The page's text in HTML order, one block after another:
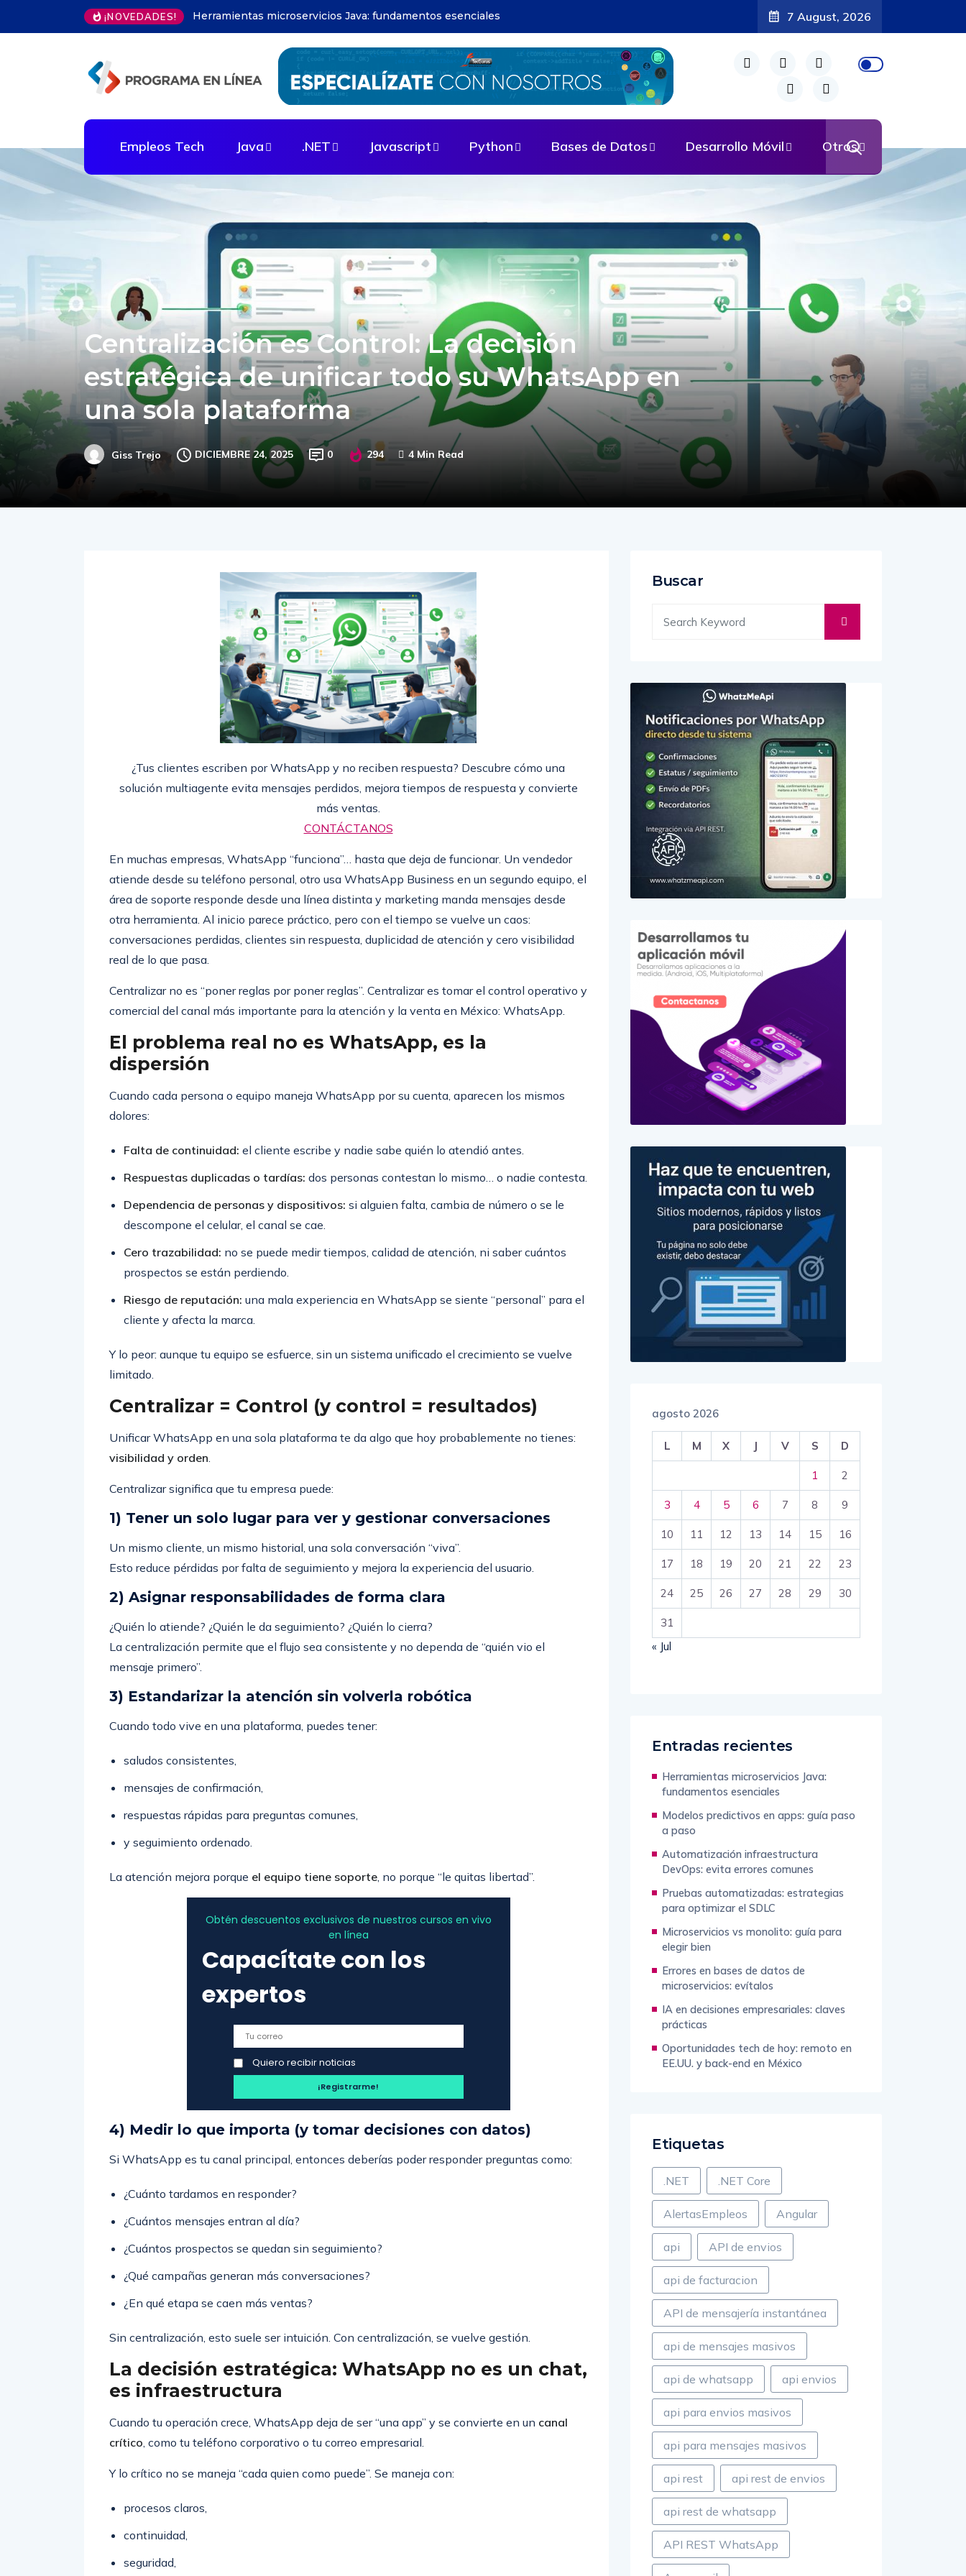
¡NOVEDADES! Modelos predictivos en apps: guía paso a paso 7 August, 2026
Empleos Tech Java .NET Javascript Python Bases de Datos Desarrollo Móvil Otros
Centralización es Control: La decisión
estratégica de unificar todo su WhatsApp en
una sola plataforma
Giss Trejo DICIEMBRE 24, 2025 0 294 4 Min Read
¿Tus clientes escriben por WhatsApp y no reciben respuesta? Descubre cómo una
solución multiagente evita mensajes perdidos, mejora tiempos de respuesta y convierte
más ventas.
CONTÁCTANOS
En muchas empresas, WhatsApp “funciona”… hasta que deja de funcionar. Un vendedor
atiende desde su teléfono personal, otro usa WhatsApp Business en un segundo equipo, el
área de soporte responde desde una línea distinta y marketing manda mensajes desde
otra herramienta. Al inicio parece práctico, pero con el tiempo se vuelve un caos:
conversaciones perdidas, clientes sin respuesta, duplicidad de atención y cero visibilidad
real de lo que pasa.
Centralizar no es “poner reglas por poner reglas”. Centralizar es tomar el control operativo y
comercial del canal más importante para la atención y la venta en México: WhatsApp.
El problema real no es WhatsApp, es la
dispersión
Cuando cada persona o equipo maneja WhatsApp por su cuenta, aparecen los mismos
dolores:
Falta de continuidad: el cliente escribe y nadie sabe quién lo atendió antes.
Respuestas duplicadas o tardías: dos personas contestan lo mismo… o nadie contesta.
Dependencia de personas y dispositivos: si alguien falta, cambia de número o se le
descompone el celular, el canal se cae.
Cero trazabilidad: no se puede medir tiempos, calidad de atención, ni saber cuántos
prospectos se están perdiendo.
Riesgo de reputación: una mala experiencia en WhatsApp se siente “personal” para el
cliente y afecta la marca.
Y lo peor: aunque tu equipo se esfuerce, sin un sistema unificado el crecimiento se vuelve
limitado.
Centralizar = Control (y control = resultados)
Unificar WhatsApp en una sola plataforma te da algo que hoy probablemente no tienes:
visibilidad y orden.
Centralizar significa que tu empresa puede:
1) Tener un solo lugar para ver y gestionar conversaciones
Un mismo cliente, un mismo historial, una sola conversación “viva”.
Esto reduce pérdidas por falta de seguimiento y mejora la experiencia del usuario.
2) Asignar responsabilidades de forma clara
¿Quién lo atiende? ¿Quién le da seguimiento? ¿Quién lo cierra?
La centralización permite que el flujo sea consistente y no dependa de “quién vio el
mensaje primero”.
3) Estandarizar la atención sin volverla robótica
Cuando todo vive en una plataforma, puedes tener:
saludos consistentes,
mensajes de confirmación,
respuestas rápidas para preguntas comunes,
y seguimiento ordenado.
La atención mejora porque el equipo tiene soporte, no porque “le quitas libertad”.
Obtén descuentos exclusivos de nuestros cursos en vivo
en línea
Capacítate con los
expertos
Quiero recibir noticias
4) Medir lo que importa (y tomar decisiones con datos)
Si WhatsApp es tu canal principal, entonces deberías poder responder preguntas como:
¿Cuánto tardamos en responder?
¿Cuántos mensajes entran al día?
¿Cuántos prospectos se quedan sin seguimiento?
¿Qué campañas generan más conversaciones?
¿En qué etapa se caen más ventas?
Sin centralización, esto suele ser intuición. Con centralización, se vuelve gestión.
La decisión estratégica: WhatsApp no es un chat,
es infraestructura
Cuando tu operación crece, WhatsApp deja de ser “una app” y se convierte en un canal
crítico, como tu teléfono corporativo o tu correo empresarial.
Y lo crítico no se maneja “cada quien como puede”. Se maneja con:
procesos claros,
continuidad,
seguridad,
Buscar
agosto 2026
L M X J V S D
1 2
3 4 5 6 7 8 9
10 11 12 13 14 15 16
17 18 19 20 21 22 23
24 25 26 27 28 29 30
31
« Jul
Entradas recientes
Herramientas microservicios Java:
fundamentos esenciales
Modelos predictivos en apps: guía paso
a paso
Automatización infraestructura
DevOps: evita errores comunes
Pruebas automatizadas: estrategias
para optimizar el SDLC
Microservicios vs monolito: guía para
elegir bien
Errores en bases de datos de
microservicios: evítalos
IA en decisiones empresariales: claves
prácticas
Oportunidades tech de hoy: remoto en
EE.UU. y back-end en México
Etiquetas
.NET .NET Core
AlertasEmpleos Angular
api API de envios
api de facturacion
API de mensajería instantánea
api de mensajes masivos
api de whatsapp api envios
api para envios masivos
api para mensajes masivos
api rest api rest de envios
api rest de whatsapp
API REST WhatsApp